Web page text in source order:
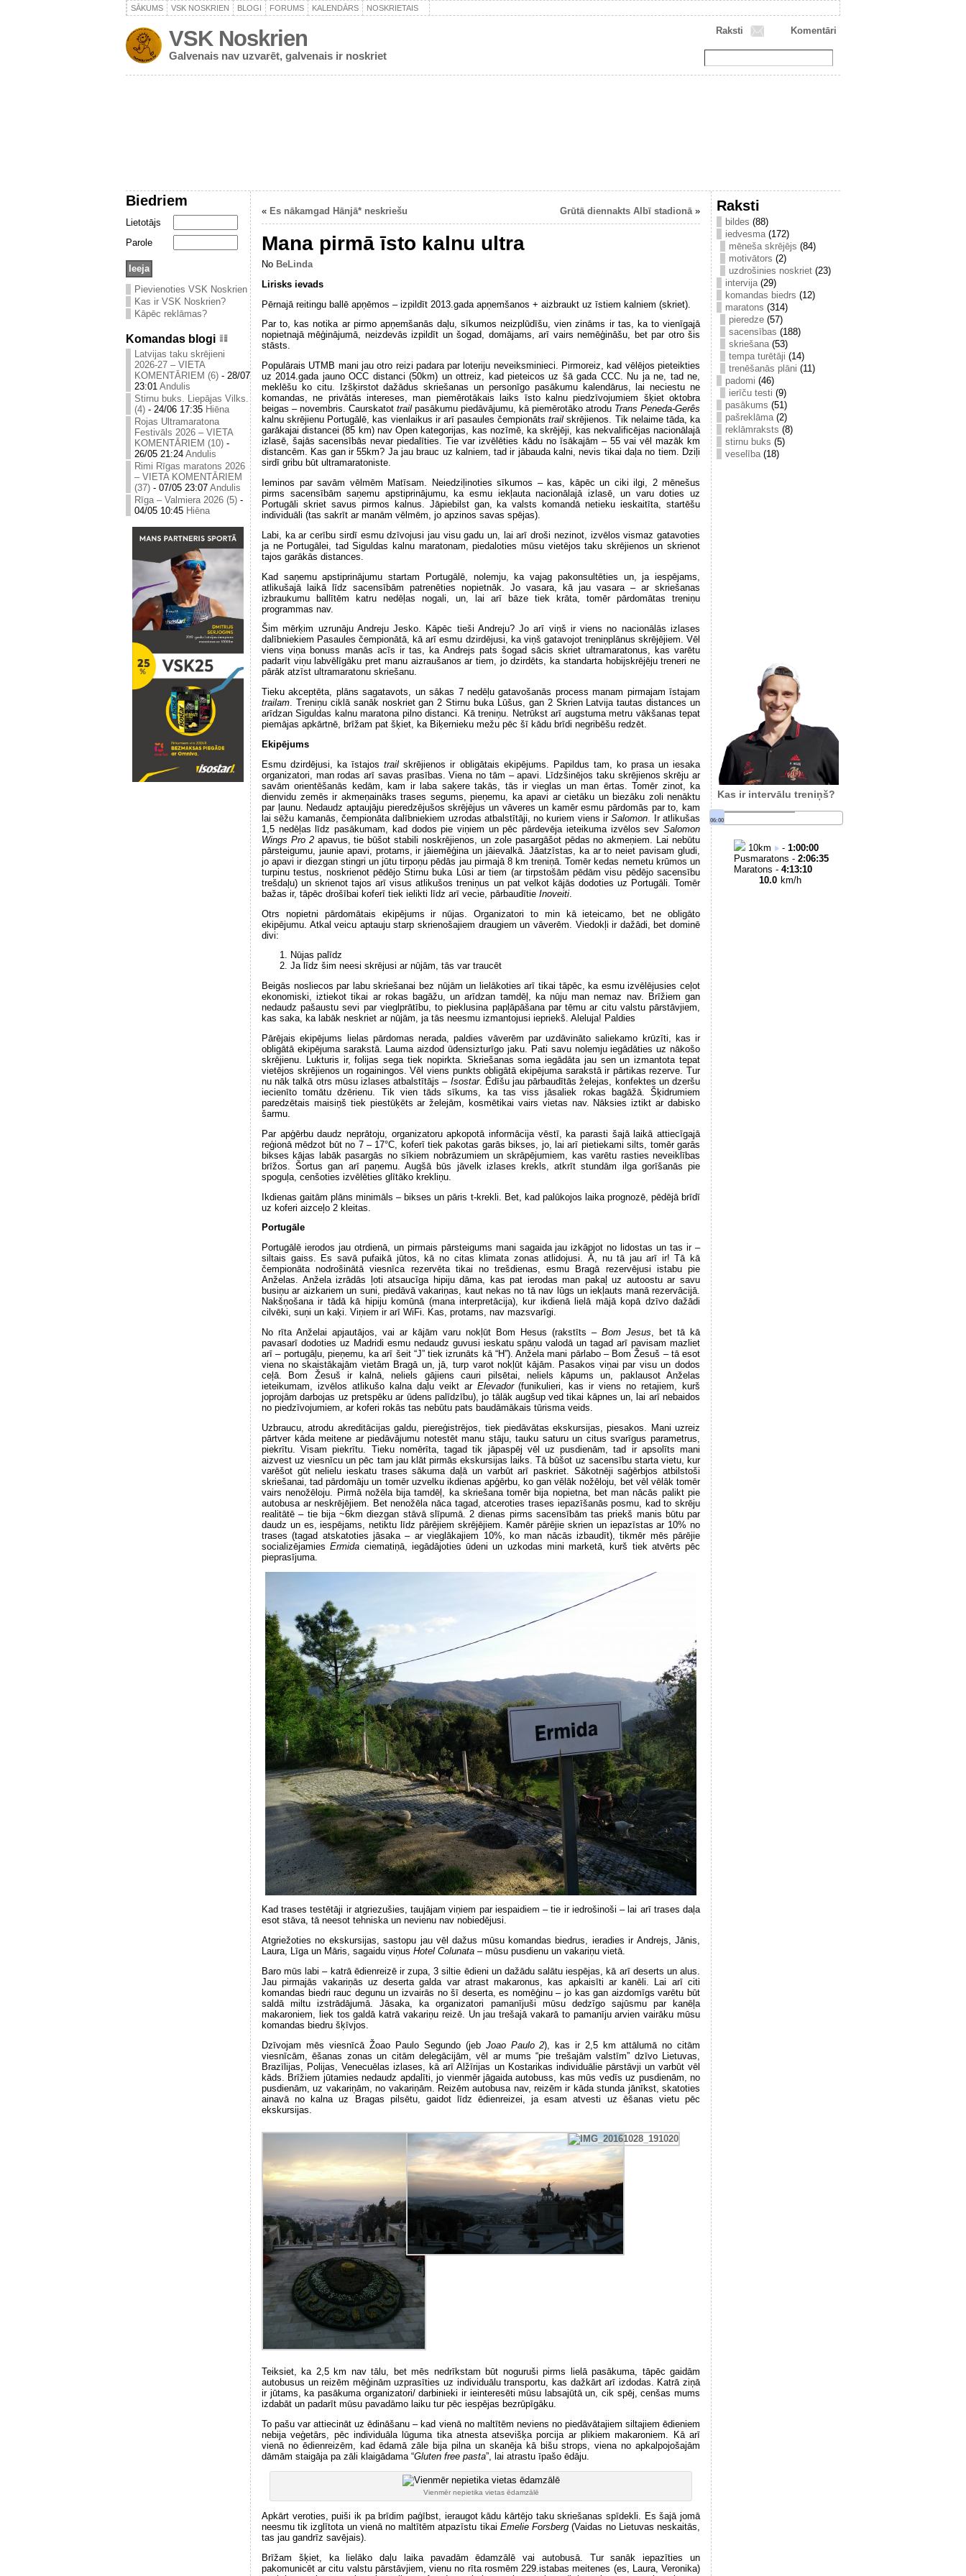
SĀKUMS VSK NOSKRIEN BLOGI FORUMS KALENDĀRS NOSKRIETAIS
VSK Noskrien
Galvenais nav uzvarēt, galvenais ir noskriet
Komentāri
Raksti
Biedriem
Lietotājs
Parole
Pievienoties VSK Noskrien
Kas ir VSK Noskrien?
Kāpēc reklāmas?
Komandas blogi
Latvijas taku skrējieni
2026-27 – VIETA
KOMENTĀRIEM (6) - 28/07
23:01 Andulis
Stirnu buks. Liepājas Vilks.
(4) - 24/06 17:35 Hiēna
Rojas Ultramaratona
Festivāls 2026 – VIETA
KOMENTĀRIEM (10) -
26/05 21:24 Andulis
Rimi Rīgas maratons 2026
– VIETA KOMENTĀRIEM
(37) - 07/05 23:07 Andulis
Rīga – Valmiera 2026 (5) -
04/05 10:45 Hiēna
« Es nākamgad Hānjā* neskriešu Grūtā diennakts Albī stadionā»
Mana pirmā īsto kalnu ultra
No BeLinda
Lirisks ievads
Pērnajā reitingu ballē apņēmos – izpildīt 2013.gada apņemšanos + aizbraukt uz īstiem kalniem (skriet).
Par to, kas notika ar pirmo apņemšanās daļu, sīkumos neizplūdīšu, vien zināms ir tas, ka to vienīgajā
nopietnajā mēģinājumā, neizdevās izpildīt un šogad, domājams, arī vairs nemēģināšu, bet par otro šis
stāsts.
Populārais UTMB mani jau otro reizi padara par loteriju neveiksminieci. Pirmoreiz, kad vēlējos pieteikties
uz 2014.gada jauno OCC distanci (50km) un ottreiz, kad pieteicos uz šā gada CCC. Nu ja ne, tad ne,
meklēšu ko citu. Izšķirstot dažādus skriešanas un personīgo pasākumu kalendārus, lai neciestu ne
komandas, ne privātās intereses, man piemērotākais laiks īsto kalnu piedzīvojumiem šķiet oktobra
beigas – novembris. Caurskatot trail pasākumu piedāvājumu, kā piemērotāko atrodu Trans Peneda-Gerês
kalnu skrējienu Portugālē, kas vienlaikus ir arī pasaules čempionātstrail skrējienos. Tik nelaime tāda, ka
garākajai distancei (85 km) nav Open kategorijas, kas nozīmē, ka skrējēji, kas nekvalificējas nacionālajā
izlasē, šajās sacensībās nevar piedalīties. Tie var izvēlēties kādu no īsākajām – 55 vai vēl mazāk km
distancēm. Kas gan ir 55km? Ja jau brauc uz kalniem, tad ir jābauda kalni, nevis tikai daļa no tiem. Dziļi
sirdī gribu būt ultramaratoniste.
Ieminos par savām vēlmēm Matīsam. Neiedziļinoties sīkumos – kas, kāpēc un ciki ilgi, 2 mēnešus
pirms sacensībām saņemu apstiprinājumu, ka esmu iekļauta nacionālajā izlasē, un varu doties uz
Portugāli skriet savus pirmos kalnus. Jāpiebilst gan, ka valsts komandā netieku ieskaitīta, startēšu
individuāli (tas sakrīt ar manām vēlmēm, jo apzinos savas spējas).
Labi, ka ar cerību sirdī esmu dzīvojusi jau visu gadu un, lai arī droši nezinot, izvēlos vismaz gatavoties
ja ne Portugālei, tad Siguldas kalnu maratonam, piedaloties mūsu vietējos taku skrējienos un skrienot
tajos garākās distances.
Kad saņemu apstiprinājumu startam Portugālē, nolemju, ka vajag pakonsultēties un, ja iespējams,
atlikušajā laikā līdz sacensībām patrenēties nopietnāk. Jo vasara, kā jau vasara – ar skriešanas
izbraukumu ballītēm katru nedēļas nogali, un, lai arī bāze tiek krāta, tomēr pārdomātas treniņu
programmas nav.
Šim mērķim uzrunāju Andreju Jesko. Kāpēc tieši Andreju? Jo arī viņš ir viens no nacionālās izlases
dalībniekiem Pasaules čempionātā, kā arī esmu dzirdējusi, ka viņš gatavojot treniņplānus skrējējiem. Vēl
viens viņa bonuss manās acīs ir tas, ka Andrejs pats šogad sācis skriet ultramaratonus, kas varētu
padarīt viņu labvēlīgāku pret manu aizraušanos ar tiem, jo dzirdēts, ka standarta hobijskrējēju treneri ne
pārāk atzīst ultramaratonu skriešanu.
Tieku akceptēta, plāns sagatavots, un sākas 7 nedēļu gatavošanās process manam pirmajam īstajam
trailam. Treniņu ciklā sanāk noskriet gan 2 Stirnu buka Lūšus, gan 2 Skrien Latvija tautas distances un
arīdzan Siguldas kalnu maratona pilno distanci. Kā treniņu. Netrūkst arī augstuma metru vākšanas tepat
piemājas apkārtnē, brīžam pat šķiet, ka Biķernieku mežu pēc šī kādu brīdi negribēšu redzēt.
Ekipējums
Esmu dzirdējusi, ka īstajostrail skrējienos ir obligātais ekipējums. Papildus tam, ko prasa un iesaka
organizatori, man rodas arī savas prasības. Viena no tām – apavi. Līdzšinējos taku skrējienos skrēju ar
savām orientēšanās kedām, kam ir laba saķere takās, tās ir vieglas un man ērtas. Tomēr zinot, ka
dienvidu zemēs ir akmeņaināks trases segums, pieņemu, ka apavi ar cietāku un biezāku zoli nenāktu
par ļaunu. Nedaudz aptaujāju pieredzējušos skrējējus un vāveres un kamēr esmu pārdomās par to, kam
lai sēžu kamanās, čempionāta dalībniekiem uzrodas atbalstītāji, no kuriem viens irSalomon . Ir atlikušas
1,5 nedēļas līdz pasākumam, kad dodos pie viņiem un pēc pārdevēja ieteikuma izvēlos sev Salomon
Wings Pro 2apavus, tie būšot stabili noskrējienos, un zole pasargāšot pēdas no akmeņiem. Lai nebūtu
pārsteigumu, jaunie apavi, protams, ir jāiemēģina un jāievalkā. Jāatzīstas, ka ar to neiet pavisam gludi,
jo apavi ir diezgan stingri un jūtu tirpoņu pēdās jau pirmajā 8 km treniņā. Tomēr kedas nemetu krūmos un
turpinu testus, noskrienot pēdējo Stirnu buka Lūsi ar tiem (ar tirpstošām pēdām visu pēdējo sacensību
trešdaļu) un skrienot tajos arī visus atlikušos treniņus un pat velkot kājās dodoties uz Portugāli. Tomēr
bažas ir, tāpēc drošībai koferī tiek ielikti līdz arī vecie, pārbaudītie Inoveiti
Otrs nopietni pārdomātais ekipējums ir nūjas. Organizatori to min kā ieteicamo, bet ne obligāto
ekipējumu. Atkal veicu aptauju starp skrienošajiem draugiem un vāverēm. Viedokļi ir dažādi, bet dominē
divi:
Nūjas palīdz
Ja līdz šim neesi skrējusi ar nūjām, tās var traucēt
Beigās nosliecos par labu skriešanai bez nūjām un lielākoties arī tikai tāpēc, ka esmu izvēlējusies ceļot
ekonomiski, iztiekot tikai ar rokas bagāžu, un arīdzan tamdēļ, ka nūju man nemaz nav. Brīžiem gan
nedaudz pašaustu sevi par vieglprātību, to pieklusina papļāpāšana par tēmu ar citu valstu pārstāvjiem,
kas saka, ka labāk neskriet ar nūjām, ja tās neesmu izmantojusi iepriekš. Aleluja! Paldies
Pārējais ekipējums lielas pārdomas nerada, paldies vāverēm par uzdāvināto saliekamo krūzīti, kas ir
obligātā ekipējuma sarakstā. Lauma aizdod ūdensizturīgo jaku. Pati savu nolemju iegādāties uz nākošo
skrējienu. Lukturis ir, folijas sega tiek nopirkta. Skriešanas soma iegādāta jau sen un izmantota tepat
vietējos skrējienos un rogainingos. Vēl viens punkts obligātā ekipējuma sarakstā ir pārtikas rezerve. Tur
nu nāk talkā otrs mūsu izlases atbalstītājs – Isostar. Ēdīšu jau pārbaudītās želejas, konfektes un dzeršu
iecienīto tomātu dzērienu. Tik vien tāds sīkums, ka tas viss jāsaliek rokas bagāžā. Šķidrumiem
paredzētais maisiņš tiek piestūķēts ar želejām, kosmētikai vairs vietas nav. Nāksies iztikt ar dabisko
šarmu.
Par apģērbu daudz neprātoju, organizatoru apkopotā informācija vēstī, ka parasti šajā laikā attiecīgajā
reģionā mēdzot būt no 7 – 17°C, koferī tiek pakotas garās bikses, jo, lai arī pietiekami silts, tomēr garās
bikses kājas labāk pasargās no sīkiem nobrāzumiem un skrāpējumiem, kas varētu rasties neveiklības
brīžos. Šortus gan arī paņemu. Augšā būs jāvelk izlases krekls, atkrīt stundām ilga gorīšanās pie
spoguļa, cenšoties izvēlēties glītāko krekliņu.
Ikdienas gaitām plāns minimāls – bikses un pāris t-krekli. Bet, kad palūkojos laika prognozē, pēdējā brīdī
uz koferi aizceļo 2 kleitas.
Portugāle
Portugālē ierodos jau otrdienā, un pirmais pārsteigums mani sagaida jau izkāpjot no lidostas un tas ir –
siltais gaiss. Es savā pufaikā jūtos, kā no citas klimata zonas atlidojusi. Ā, nu tā jau arī ir! Tā kā
čempionāta nodrošinātā viesnīca rezervēta tikai no trešdienas, esmu Bragā rezervējusi istabu pie
Anželas. Anžela izrādās ļoti atsaucīga hipiju dāma, kas pat ierodas man pakaļ uz autoostu ar savu
busiņu ar aizkariem un suni, piedāvā vakariņas, kaut nekas no tā nav lūgs un iekļauts manā rezervācijā.
Nakšņošana ir tādā kā hipiju komūnā (mana interpretācija), kur ikdienā lielā mājā kopā dzīvo dažādi
cilvēki, suņi un kaķi. Viņiem ir arī WiFi. Kas, protams, nav mazsvarīgi.
No rīta Anželai apjautājos, vai ar kājām varu nokļūt Bom Hesus (rakstīts – Bom Jesus , bet tā kā
pavasarī dodoties uz Madridi esmu nedaudz guvusi ieskatu spāņu valodā un tagad arī pavisam mazliet
arī – portugāļu, pieņemu, ka arī šeit “J” tiek izrunāts kā “H”). Anžela mani pārlabo – Bom Žesuš – tā esot
viena no skaistākajām vietām Bragā un, jā, turp varot nokļūt kājām. Pasakos viņai par visu un dodos
ceļā. Bom Žesuš ir kalnā, neliels gājiens cauri pilsētai, neliels kāpums un, paklausot Anželas
ieteikumam, izvēlos atlikušo kalna daļu veikt ar Elevador(funikulieri, kas ir viens no retajiem, kurš
joprojām darbojas uz pretspēku ar ūdens palīdzību), jo tālāk augšup ved tikai kāpnes un, lai arī nebaidos
no piedzīvojumiem, ar koferi rokās tas nebūtu pats baudāmākais tūrisma veids.
Uzbraucu, atrodu akreditācijas galdu, piereģistrējos, tiek piedāvātas ekskursijas, piesakos. Mani uzreiz
pārtver kāda meitene ar piedāvājumu notestēt manu stāju, tauku saturu un citus svarīgus parametrus,
piekrītu. Visam piekrītu. Tieku nomērīta, tagad tik jāpaspēj vēl uz pusdienām, tad ir apsolīts mani
aizvest uz viesnīcu un pēc tam jau klāt pirmās ekskursijas laiks. Tā būšot uz sacensību starta vietu, kur
varēšot gūt nelielu ieskatu trases sākuma daļā un varbūt arī paskriet. Sākotnēji saģērbjos atbilstoši
skriešanai, tad pārdomāju un tomēr uzvelku ikdienas apģērbu, ko gan vēlāk nožēloju, bet vēl vēlāk tomēr
vairs nenožēloju. Pirmā nožēla bija tamdēļ, ka skriešana tomēr bija nopietna, bet man nācās palikt pie
autobusa ar neskrējējiem. Bet nenožēla nāca tagad, atceroties trases iepazīšanās posmu, kad to skrēju
realitātē – tie bija ~6km diezgan stāvā slīpumā. 2 dienas pirms sacensībām tas priekš manis būtu par
daudz un es, iespējams, netiktu līdz pārējiem skrējējiem. Kamēr pārējie skrien un iepazīstas ar 10% no
trases (tagad atskatoties jāsaka – ar vieglākajiem 10%, ko man nācās izbaudīt), tikmēr mēs pārējie
socializējamiesErmida ciematiņā, iegādājoties ūdeni un uzkodas mini marketā, kurš tiek atvērts pēc
pieprasījuma.
Kad trases testētāji ir atgriezušies, taujājam viņiem par iespaidiem – tie ir iedrošinoši – lai arī trases daļa
esot stāva, tā neesot tehniska un nevienu nav nobiedējusi.
Atgriežoties no ekskursijas, sastopu jau vēl dažus mūsu komandas biedrus, ieradies ir Andrejs, Jānis,
Laura, Līga un Māris, sagaidu viņus Hotel Colunata – mūsu pusdienu un vakariņu vietā.
Baro mūs labi – katrā ēdienreizē ir zupa, 3 siltie ēdieni un dažādu salātu iespējas, kā arī deserts un alus.
Jau pirmajās vakariņās uz deserta galda var atrast makaronus, kas apkaisīti ar kanēli. Lai arī citi
komandas biedri rauc degunu un izvairās no šī deserta, es nomēģinu – jo kas gan aizdomīgs varētu būt
saldā miltu izstrādājumā. Jāsaka, ka organizatori pamanījuši mūsu dedzīgo sajūsmu par kanēļa
makaroniem, liek tos galdā katrā vakariņu reizē. Un jau trešajā vakarā to pamanīju arvien vairāku mūsu
komandas biedru šķīvjos.
Dzīvojam mēs viesnīcā Žoao Paulo Segundo (jeb Joao Paulo 2), kas ir 2,5 km attālumā no citām
viesnīcām, ēšanas zonas un citām delegācijām, vēl ar mums “pie trešajām valstīm” dzīvo Lietuvas,
Brazīlijas, Polijas, Venecuēlas izlases, kā arī Alžīrijas un Kostarikas individuālie pārstāvji un varbūt vēl
kāds. Brīžiem jūtamies nedaudz apdalīti, jo vienmēr jāgaida autobuss, kas mūs vedīs uz pusdienām, no
pusdienām, uz vakariņām, no vakariņām. Reizēm autobusa nav, reizēm ir kāda stunda jānīkst, skatoties
ainavā no kalna uz Bragas pilsētu, gaidot līdz ēdienreizei, ja esam atvesti uz ēšanas vietu pēc
ekskursijas.
Teiksiet, ka 2,5 km nav tālu, bet mēs nedrīkstam būt noguruši pirms lielā pasākuma, tāpēc gaidām
autobusus un reizēm mēģinām uzprasīties uz individuālu transportu, kas dažkārt arī izdodas. Katrā ziņā
ir jūtams, ka pasākuma organizatori/ darbinieki ir ieinteresēti mūsu labsajūtā un, cik spēj, cenšas mums
izdabāt un padarīt mūsu pavadāmo laiku tur pēc iespējas bezrūpīgāku.
To pašu var attiecināt uz ēdināšanu – kad vienā no maltītēm neviens no piedāvātajiem siltajiem ēdieniem
nebija veģetārs, pēc individuāla lūguma tika atnesta atsevišķa porcija ar plikiem makaroniem. Kā arī
vienā no ēdienreizēm, kad ēdamā zāle bija pilna un skanēja kā bišu strops, viena no apkalpojošajām
dāmām staigāja pa zāli klaigādama “Gluten free pasta”, lai atrastu īpašo ēdāju.
Vienmēr nepietika vietas ēdamzālē
Apkārt veroties, puiši ik pa brīdim paģībst, ieraugot kādu kārtējo taku skriešanas spīdekli. Es šajā jomā
neesmu tik izglītota un vienā no maltītēm atpazīstu tikai Emelie Forsberg (Vaidas no Lietuvas neskaitās,
tas jau gandrīz savējais).
Brīžam šķiet, ka lielāko daļu laika pavadām ēdamzālē vai autobusā. Tur sanāk iepazīties un
pakomunicēt ar citu valstu pārstāvjiem, vienu no rīta rosmēm 229.istabas meitenes (es, Laura, Veronika)
Raksti
bildes (88)
iedvesma(172)
mēneša skrējējs (84)
motivātors (2)
uzdrošinies noskriet (23)
intervija(29)
komandas biedrs (12)
maratons (314)
pieredze (57)
sacensības (188)
skriešana(53)
tempa turētāji (14)
trenēšanās plāni (11)
padomi (46)
ierīču testi (9)
pasākums (51)
pašreklāma(2)
reklāmraksts (8)
stirnu buks (5)
veselība(18)
Kas ir intervālu treniņš?
06:00
10km - 1:00:00
Pusmaratons - 2:06:35
Maratons - 4:13:10
10.0 km/h